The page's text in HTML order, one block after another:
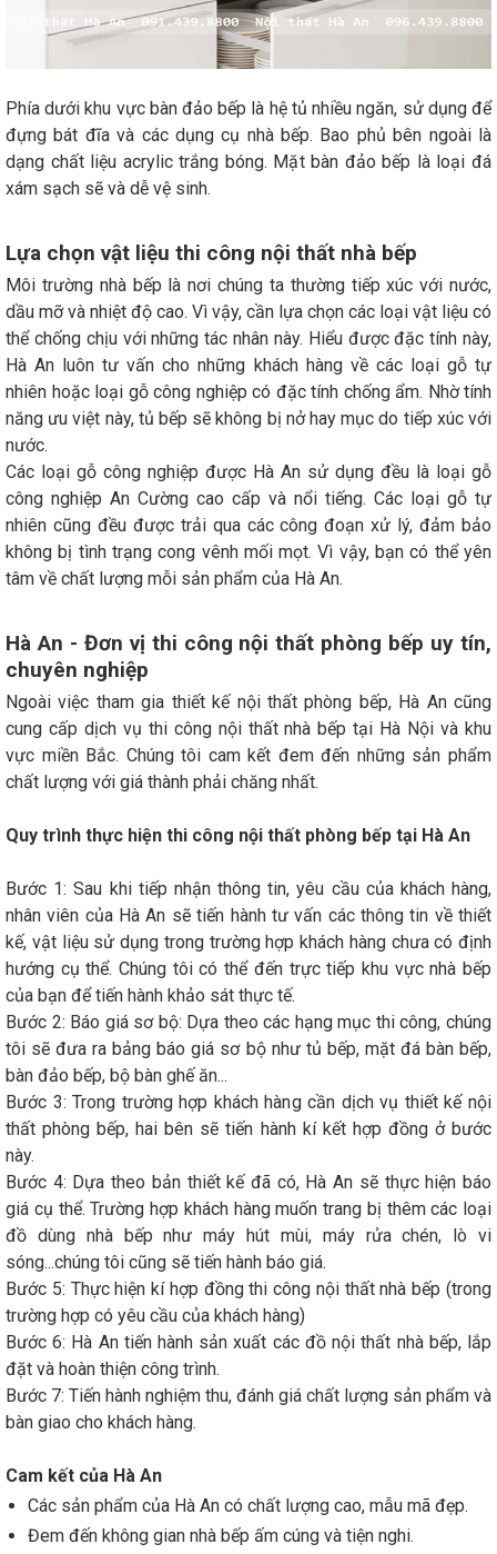
Phía dưới khu vực bàn đảo bếp là hệ tủ nhiều ngăn, sử dụng để
đựng bát đĩa và các dụng cụ nhà bếp. Bao phủ bên ngoài là
dạng chất liệu acrylic trắng bóng. Mặt bàn đảo bếp là loại đá
xám sạch sẽ và dễ vệ sinh.
Lựa chọn vật liệu thi công nội thất nhà bếp
Môi trường nhà bếp là nơi chúng ta thường tiếp xúc với nước,
dầu mỡ và nhiệt độ cao. Vì vậy, cần lựa chọn các loại vật liệu có
thể chống chịu với những tác nhân này. Hiểu được đặc tính này,
Hà An luôn tư vấn cho những khách hàng về các loại gỗ tự
nhiên hoặc loại gỗ công nghiệp có đặc tính chống ẩm. Nhờ tính
năng ưu việt này, tủ bếp sẽ không bị nở hay mục do tiếp xúc với
nước.
Các loại gỗ công nghiệp được Hà An sử dụng đều là loại gỗ
công nghiệp An Cường cao cấp và nổi tiếng. Các loại gỗ tự
nhiên cũng đều được trải qua các công đoạn xử lý, đảm bảo
không bị tình trạng cong vênh mối mọt. Vì vậy, bạn có thể yên
tâm về chất lượng mỗi sản phẩm của Hà An.
Hà An - Đơn vị thi công nội thất phòng bếp uy tín,
chuyên nghiệp
Ngoài việc tham gia thiết kế nội thất phòng bếp, Hà An cũng
cung cấp dịch vụ thi công nội thất nhà bếp tại Hà Nội và khu
vực miền Bắc. Chúng tôi cam kết đem đến những sản phẩm
chất lượng với giá thành phải chăng nhất.
Quy trình thực hiện thi công nội thất phòng bếp tại Hà An
Bước 1: Sau khi tiếp nhận thông tin, yêu cầu của khách hàng,
nhân viên của Hà An sẽ tiến hành tư vấn các thông tin về thiết
kế, vật liệu sử dụng trong trường hợp khách hàng chưa có định
hướng cụ thể. Chúng tôi có thể đến trực tiếp khu vực nhà bếp
của bạn để tiến hành khảo sát thực tế.
Bước 2: Báo giá sơ bộ: Dựa theo các hạng mục thi công, chúng
tôi sẽ đưa ra bảng báo giá sơ bộ như tủ bếp, mặt đá bàn bếp,
bàn đảo bếp, bộ bàn ghế ăn...
Bước 3: Trong trường hợp khách hàng cần dịch vụ thiết kế nội
thất phòng bếp, hai bên sẽ tiến hành kí kết hợp đồng ở bước
này.
Bước 4: Dựa theo bản thiết kế đã có, Hà An sẽ thực hiện báo
giá cụ thể. Trường hợp khách hàng muốn trang bị thêm các loại
đồ dùng nhà bếp như máy hút mùi, máy rửa chén, lò vi
sóng...chúng tôi cũng sẽ tiến hành báo giá.
Bước 5: Thực hiện kí hợp đồng thi công nội thất nhà bếp (trong
trường hợp có yêu cầu của khách hàng)
Bước 6: Hà An tiến hành sản xuất các đồ nội thất nhà bếp, lắp
đặt và hoàn thiện công trình.
Bước 7: Tiến hành nghiệm thu, đánh giá chất lượng sản phẩm và
bàn giao cho khách hàng.
Cam kết của Hà An
Các sản phẩm của Hà An có chất lượng cao, mẫu mã đẹp.
Đem đến không gian nhà bếp ấm cúng và tiện nghi.